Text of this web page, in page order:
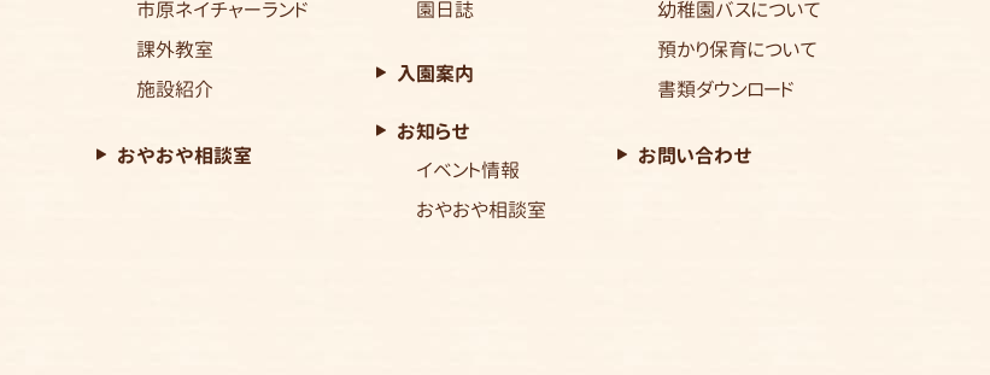
市原ネイチャーランド
課外教室
施設紹介
おやおや相談室
園日誌
入園案内
お知らせ
イベント情報
おやおや相談室
幼稚園バスについて
預かり保育について
書類ダウンロード
お問い合わせ